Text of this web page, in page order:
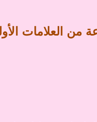
من العلامات